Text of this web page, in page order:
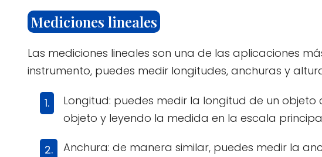
Mediciones lineales
Las mediciones lineales son una de las aplicaciones
instrumento, puedes medir longitudes, anchuras y
Longitud: puedes medir la longitud de un
objeto y leyendo la medida en la escala
Anchura: de manera similar, puedes medir la